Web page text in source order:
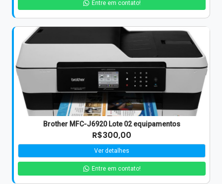
Entre em contato!
Brother MFC-J6920 Lote 02 equipamentos
R$300,00
Ver detalhes
Entre em contato!